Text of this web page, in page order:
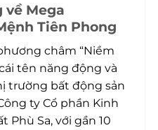
về Mega
Tiên Phong
châm “Niềm
tên năng động và
trường bất động sản
ty Cổ phần Kinh
Phù Sa, với gần 10